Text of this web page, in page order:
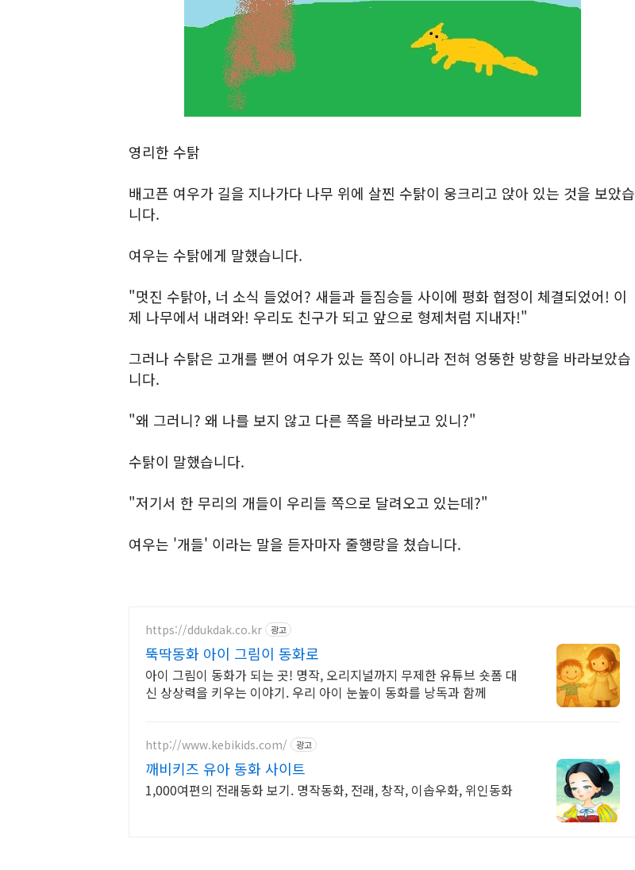
영리한 수탉
배고픈 여우가 길을 지나가다 나무 위에 살찐 수탉이 웅크리고 앉아 있는 것을 보았습
니다.
여우는 수탉에게 말했습니다.
"멋진 수탉아, 너 소식 들었어? 새들과 들짐승들 사이에 평화 협정이 체결되었어! 이
제 나무에서 내려와! 우리도 친구가 되고 앞으로 형제처럼 지내자!"
그러나 수탉은 고개를 뻗어 여우가 있는 쪽이 아니라 전혀 엉뚱한 방향을 바라보았습
니다.
"왜 그러니? 왜 나를 보지 않고 다른 쪽을 바라보고 있니?"
수탉이 말했습니다.
"저기서 한 무리의 개들이 우리들 쪽으로 달려오고 있는데?"
여우는 '개들' 이라는 말을 듣자마자 줄행랑을 쳤습니다.
https://ddukdak.co.kr 광고
뚝딱동화 아이 그림이 동화로
아이 그림이 동화가 되는 곳! 명작, 오리지널까지 무제한 유튜브 숏폼 대
신 상상력을 키우는 이야기. 우리 아이 눈높이 동화를 낭독과 함께
http://www.kebikids.com/ 광고
깨비키즈 유아 동화 사이트
1,000여편의 전래동화 보기. 명작동화, 전래, 창작, 이솝우화, 위인동화